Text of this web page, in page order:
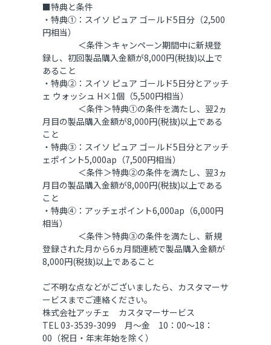
■特典と条件
・特典①：スイソ ピュア ゴールド5日分（2,500
円相当）
＜条件＞キャンペーン期間中に新規登
録し、初回製品購入金額が8,000円(税抜)以上で
あること
・特典②：スイソ ピュア ゴールド5日分とアッチ
ェ ウォッシュ H×1個（5,500円相当）
＜条件＞特典①の条件を満たし、翌2ヵ
月目の製品購入金額が8,000円(税抜)以上である
こと
・特典③：スイソ ピュア ゴールド5日分とアッチ
ェポイント5,000ap（7,500円相当）
＜条件＞特典②の条件を満たし、翌3ヵ
月目の製品購入金額が8,000円(税抜)以上である
こと
・特典④：アッチェポイント6,000ap（6,000円
相当）
＜条件＞特典③の条件を満たし、新規
登録された月から6ヵ月間連続で製品購入金額が
8,000円(税抜)以上であること
ご不明な点などがございましたら、カスタマーサ
ービスまでご連絡ください。
株式会社アッチェ カスタマーサービス
TEL 03-3539-3099 月～金 10：00～18：
00（祝日・年末年始を除く）